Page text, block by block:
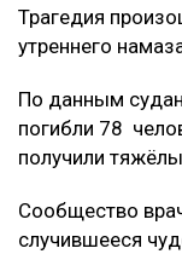
Трагедия
утреннего
По данным
погибли 78
получили
Сообщество
случившееся